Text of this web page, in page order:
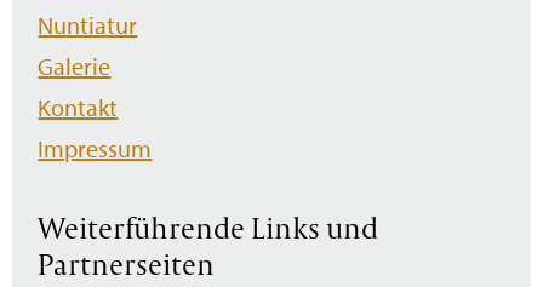
Nuntiatur
Galerie
Kontakt
Impressum
Weiterführende Links und
Partnerseiten